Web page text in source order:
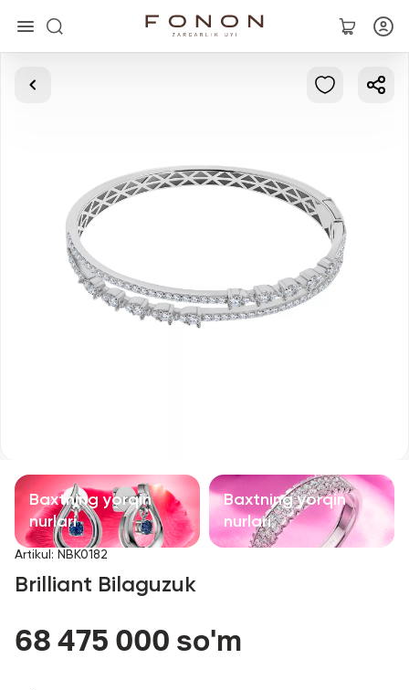
Asosiy
Ziraklar
Bilaguzuklar
Aksessuarlar
Baxtning yorqin
nurlari
Baxtning yorqin
nurlari
Artikul : NBK0182
Brilliant Bilaguzuk
68 475 000 so'm